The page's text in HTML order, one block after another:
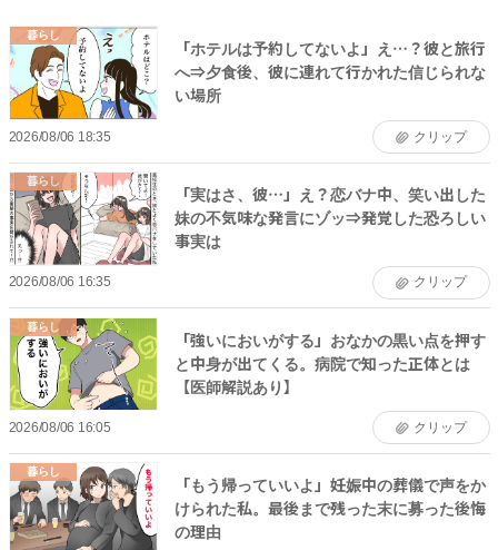
暮らし
「ホテルは予約してないよ」え…？彼と旅行
へ⇒夕食後、彼に連れて行かれた信じられな
い場所
2026/08/06 18:35 クリップ
暮らし
「実はさ、彼…」え？恋バナ中、笑い出した
妹の不気味な発言にゾッ⇒発覚した恐ろしい
事実は
2026/08/06 16:35 クリップ
暮らし
「強いにおいがする」おなかの黒い点を押す
と中身が出てくる。病院で知った正体とは
【医師解説あり】
2026/08/06 16:05 クリップ
暮らし
「もう帰っていいよ」妊娠中の葬儀で声をか
けられた私。最後まで残った末に募った後悔
の理由